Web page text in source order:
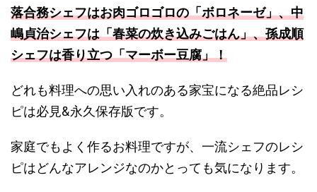
落合務シェフはお肉ゴロゴロの「ボロネーゼ」、中
嶋貞治シェフは「春菜の炊き込みごはん」、孫成順
シェフは香り立つ「マーボー豆腐」！
どれも料理への思い入れのある家宝になる絶品レシ
ピは必見&永久保存版です。
家庭でもよく作るお料理ですが、一流シェフのレシ
ピはどんなアレンジなのかとっても気になります。